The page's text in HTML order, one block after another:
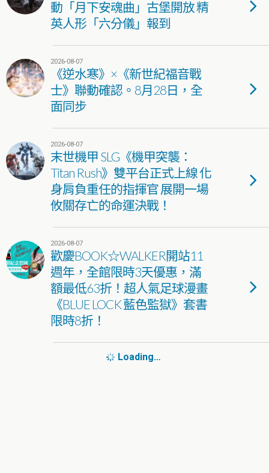
動「月下安魂曲」古堡開放 精
英人形「六分儀」報到
2026-08-07
《逆水寒》×《新世紀福音戰
士》聯動確認。8月28日，全
面同步
2026-08-07
末世機甲 SLG《機甲突襲：
Titan Rush》雙平台正式上線 化
身肩負重任的指揮官 展開一場
攸關存亡的命運決戰！
2026-08-07
歡慶BOOK☆WALKER開站11
週年，全館限時3天優惠，滿
額最低63折！超人氣足球漫畫
《BLUE LOCK 藍色監獄》套書
限時8折！
Loading…